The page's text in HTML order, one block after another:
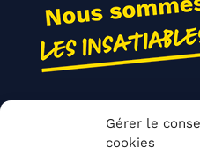
Gérer le
cookies